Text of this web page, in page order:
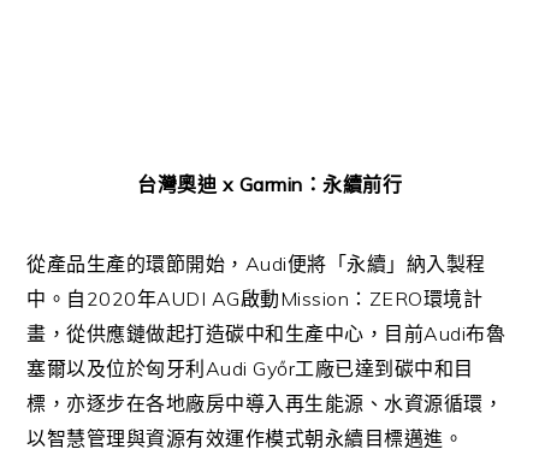
台灣奧迪 x Garmin ：永續前行
從產品生產的環節開始， Audi便將「永續」納入製程
中。自 2020年AUDI AG啟動Mission ： ZERO環境計
畫，從供應鏈做起打造碳中和生產中心，目前Audi布魯
塞爾以及位於匈牙利 Audi Győr工廠已達到碳中和目
標，亦逐步在各地廠房中導入再生能源、水資源循環，
以智慧管理與資源有效運作模式朝永續目標邁進。